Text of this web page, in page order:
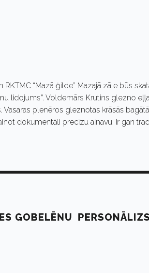
“Mazā ģilde” Mazajā zāle būs
lidojums”. Voldemārs Krutins glezno
plenēros gleznotas krāsās
dokumentāli precīzu ainavu. Ir gan
GOBELĒNU